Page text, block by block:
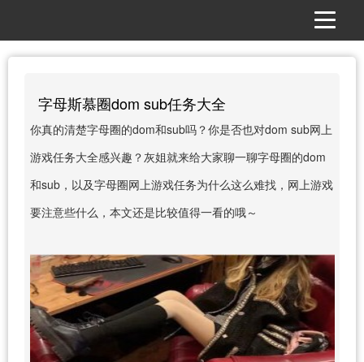
字母斯慕圈dom sub任务大全
你真的清楚字母圈的dom和sub吗？你是否也对dom sub网上
游戏任务大全感兴趣？灰姐就来给大家聊一聊字母圈的dom
和sub，以及字母圈网上游戏任务为什么这么难找，网上游戏
要注意些什么，本文还是比较值得一看的哦～